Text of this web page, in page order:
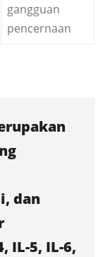
gangguan
pencernaan
dan
IL-5, IL-6,